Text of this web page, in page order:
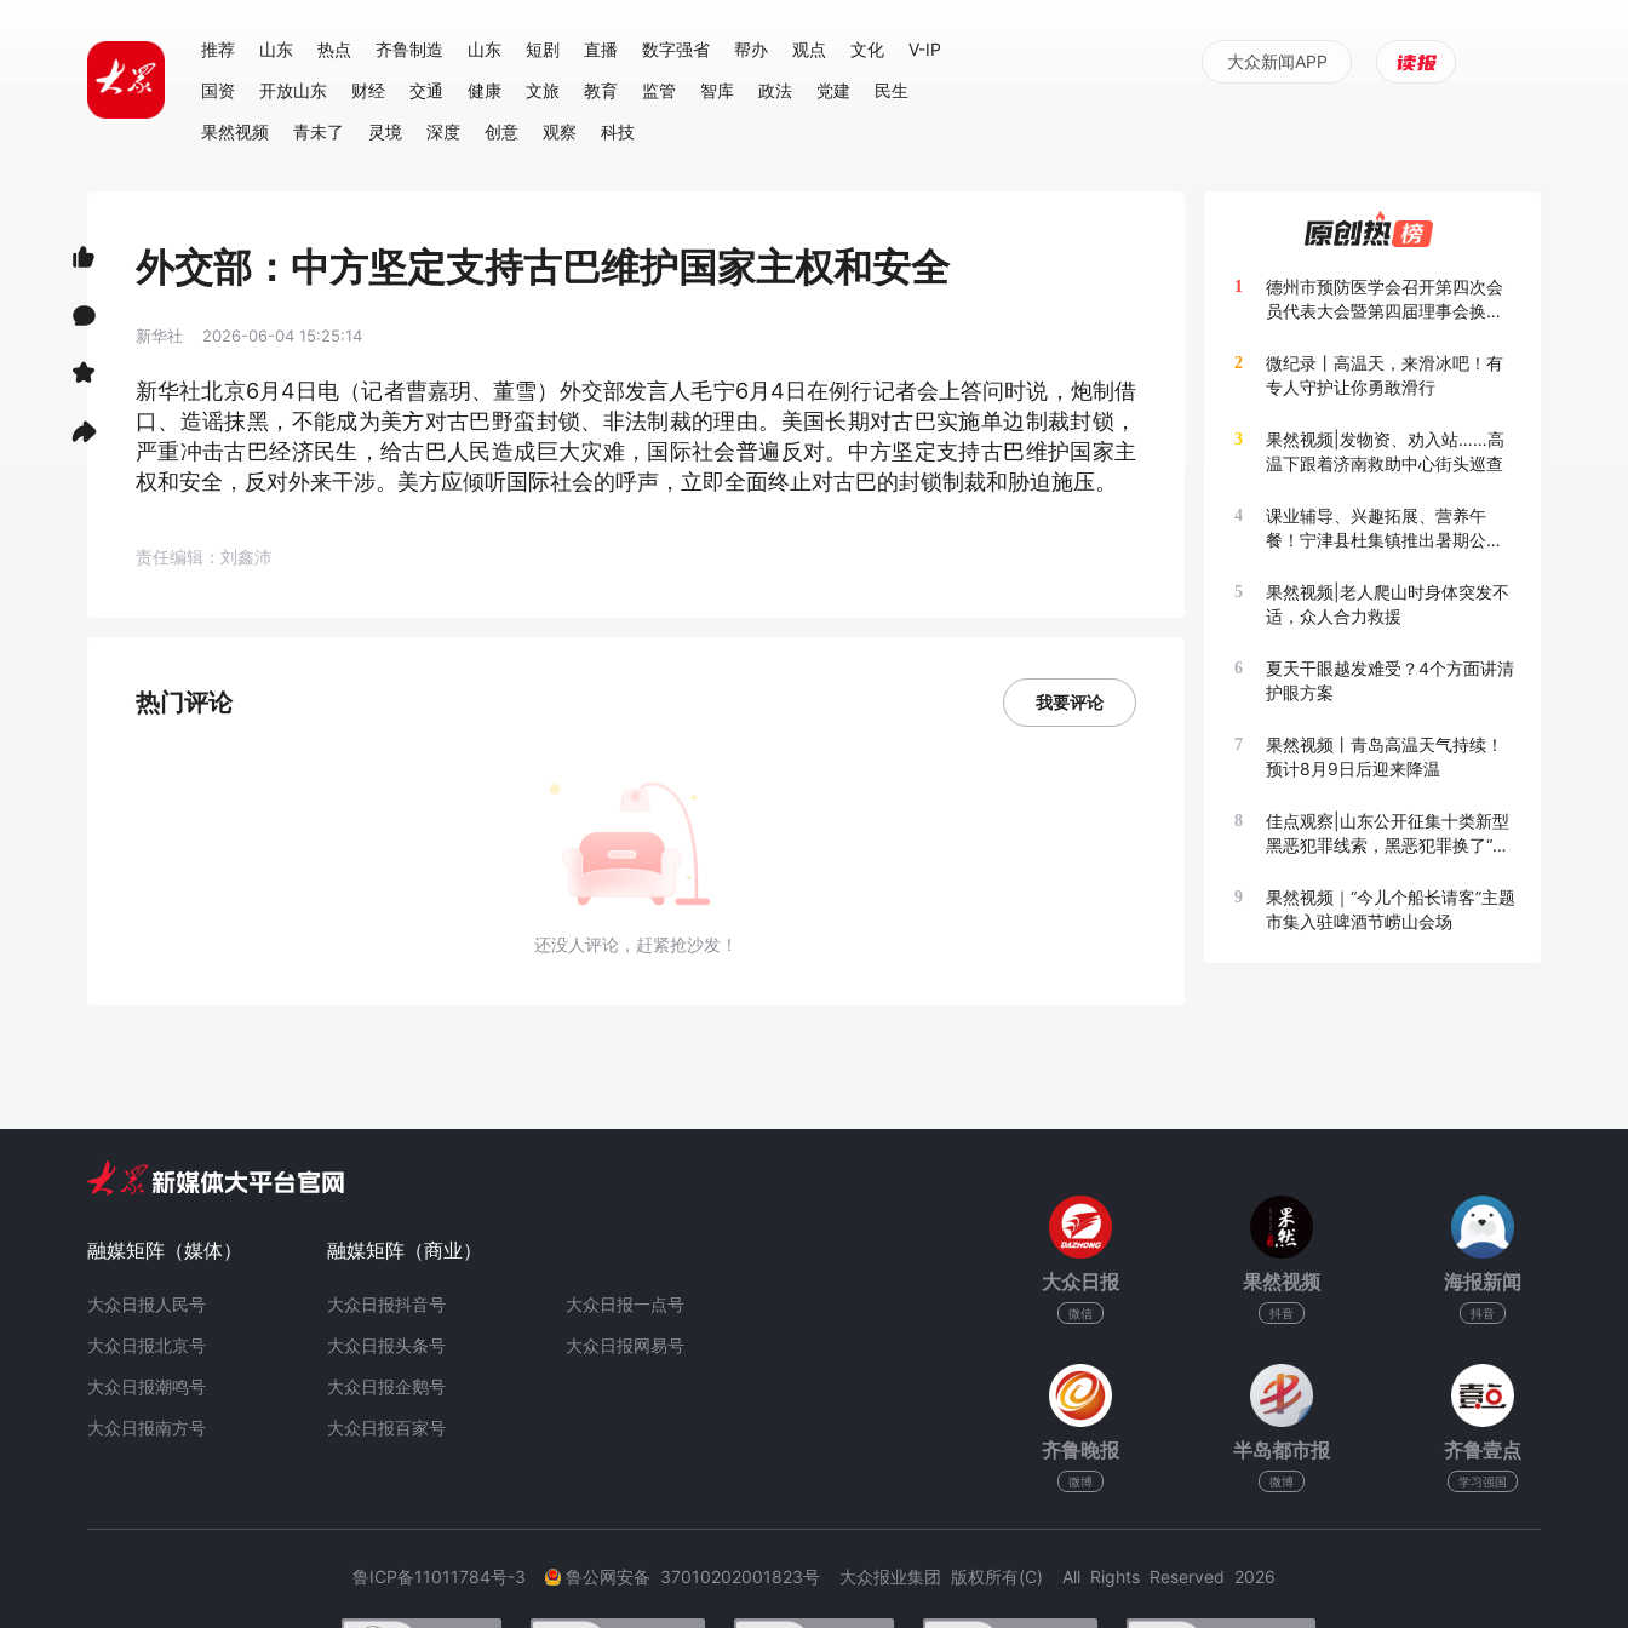
推荐 山东 热点 齐鲁制造 山东 短剧 直播 数字强省 帮办 观点 文化
V-IP
国资
开放山东 财经 交通 健康 文旅 教育 监管 智库 政法 党建
民生
果然视频
青未了 灵境 深度 创意 观察 科技
大众新闻APP
外交部：中方坚定支持古巴维护国家主权和安全
新华社 2026-06-04 15:25:14
新华社北京6月4日电（记者曹嘉玥、董雪）外交部发言人毛宁6月4日在例行记者会上答问时说，炮制借
口、造谣抹黑，不能成为美方对古巴野蛮封锁、非法制裁的理由。美国长期对古巴实施单边制裁封锁，
严重冲击古巴经济民生，给古巴人民造成巨大灾难，国际社会普遍反对。中方坚定支持古巴维护国家主
权和安全，反对外来干涉。美方应倾听国际社会的呼声，立即全面终止对古巴的封锁制裁和胁迫施压。
责任编辑：刘鑫沛
热门评论 我要评论
还没人评论，赶紧抢沙发！
1
德州市预防医学会召开第四次会
员代表大会暨第四届理事会换届
2
微纪录丨高温天，来滑冰吧！有
专人守护让你勇敢滑行
3
果然视频|发物资、劝入站……高
温下跟着济南救助中心街头巡查
4
课业辅导、兴趣拓展、营养午
餐！宁津县杜集镇推出暑期公益
5
果然视频|老人爬山时身体突发不
适，众人合力救援
6
夏天干眼越发难受？4个方面讲清
护眼方案
7
果然视频丨青岛高温天气持续！
预计8月9日后迎来降温
8
佳点观察|山东公开征集十类新型
黑恶犯罪线索，黑恶犯罪换了“马
9
果然视频｜“今儿个船长请客”主题
市集入驻啤酒节崂山会场
融媒矩阵（媒体）
大众日报人民号
大众日报北京号
大众日报潮鸣号
大众日报南方号
融媒矩阵（商业）
大众日报抖音号
大众日报头条号
大众日报企鹅号
大众日报百家号
大众日报一点号
大众日报网易号
大众日报
微信
果然视频
抖音
海报新闻
抖音
齐鲁晚报
微博
半岛都市报
微博
齐鲁壹点
学习强国
鲁ICP备11011784号-3 鲁公网安备 37010202001823号 大众报业集团 版权所有(C) All Rights Reserved 2026